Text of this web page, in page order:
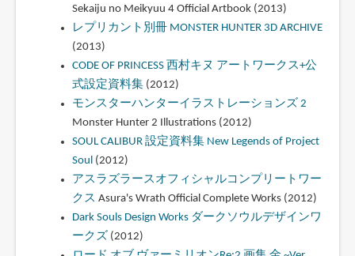
Sekaiju no Meikyuu 4 Official Artbook (2013)
レプリカント別冊 MONSTER HUNTER 3D ARCHIVE
(2013)
CODE OF PRINCESS 西村キヌ アートワークス+公
式設定資料集(2012)
モンスターハンターイラストレーションズ 2
Monster Hunter 2 Illustrations (2012)
SOUL CALIBUR 設定資料集 New Legends of Project
Soul (2012)
アスラズラースオフィシャルコンプリートワー
クス Asura's Wrath Official Complete Works (2012)
Dark Souls Design Works ダークソウルデザインワ
ークズ (2012)